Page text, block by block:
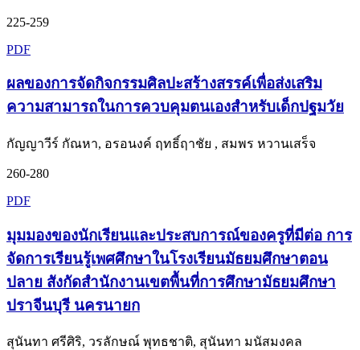
225-259
PDF
ผลของการจัดกิจกรรมศิลปะสร้างสรรค์เพื่อส่งเสริม
ความสามารถในการควบคุมตนเองสำหรับเด็กปฐมวัย
กัญญาวีร์ กัณหา, อรอนงค์ ฤทธิ์ฤาชัย , สมพร หวานเสร็จ
260-280
PDF
มุมมองของนักเรียนและประสบการณ์ของครูที่มีต่อ การ
จัดการเรียนรู้เพศศึกษาในโรงเรียนมัธยมศึกษาตอน
ปลาย สังกัดสำนักงานเขตพื้นที่การศึกษามัธยมศึกษา
ปราจีนบุรี นครนายก
สุนันทา ศรีศิริ, วรลักษณ์ พุทธชาติ, สุนันทา มนัสมงคล